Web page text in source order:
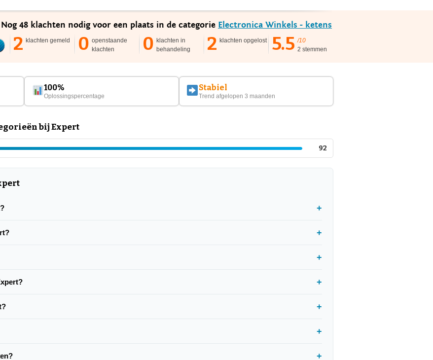
48 klachten nodig voor een plaats in de categorie Electronica Winkels - ketens
2 klachten gemeld 0 openstaande
klachten
0 klachten in
behandeling
2 klachten opgelost 5.5 /10
2 stemmen
100%
Oplossingspercentage
Stabiel
Trend afgelopen 3 maanden
bij Expert
92